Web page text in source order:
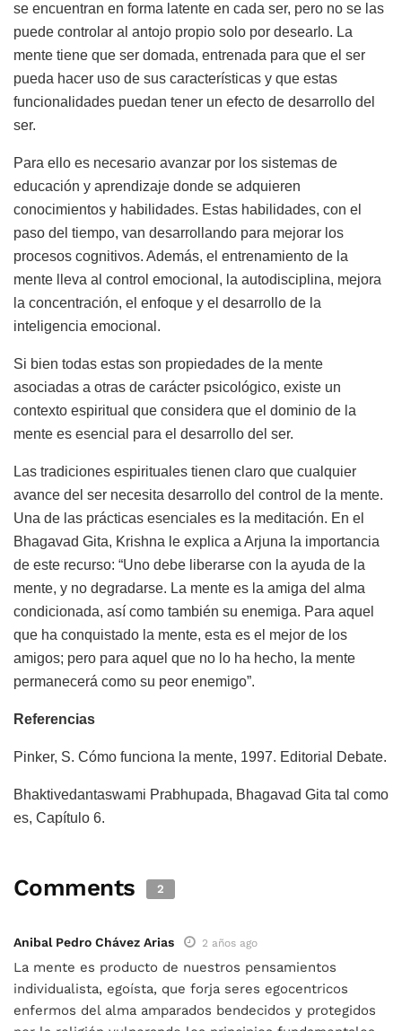
se encuentran en forma latente en cada ser, pero no se las
puede controlar al antojo propio solo por desearlo. La
mente tiene que ser domada, entrenada para que el ser
pueda hacer uso de sus características y que estas
funcionalidades puedan tener un efecto de desarrollo del
ser.
Para ello es necesario avanzar por los sistemas de
educación y aprendizaje donde se adquieren
conocimientos y habilidades. Estas habilidades, con el
paso del tiempo, van desarrollando para mejorar los
procesos cognitivos. Además, el entrenamiento de la
mente lleva al control emocional, la autodisciplina, mejora
la concentración, el enfoque y el desarrollo de la
inteligencia emocional.
Si bien todas estas son propiedades de la mente
asociadas a otras de carácter psicológico, existe un
contexto espiritual que considera que el dominio de la
mente es esencial para el desarrollo del ser.
Las tradiciones espirituales tienen claro que cualquier
avance del ser necesita desarrollo del control de la mente.
Una de las prácticas esenciales es la meditación. En el
Bhagavad Gita, Krishna le explica a Arjuna la importancia
de este recurso: “Uno debe liberarse con la ayuda de la
mente, y no degradarse. La mente es la amiga del alma
condicionada, así como también su enemiga. Para aquel
que ha conquistado la mente, esta es el mejor de los
amigos; pero para aquel que no lo ha hecho, la mente
permanecerá como su peor enemigo”.
Referencias
Pinker, S. Cómo funciona la mente, 1997. Editorial Debate.
Bhaktivedantaswami Prabhupada, Bhagavad Gita tal como
es, Capítulo 6.
Comments 2
Anibal Pedro Chávez Arias 2 años ago
La mente es producto de nuestros pensamientos
individualista, egoísta, que forja seres egocentricos
enfermos del alma amparados bendecidos y protegidos